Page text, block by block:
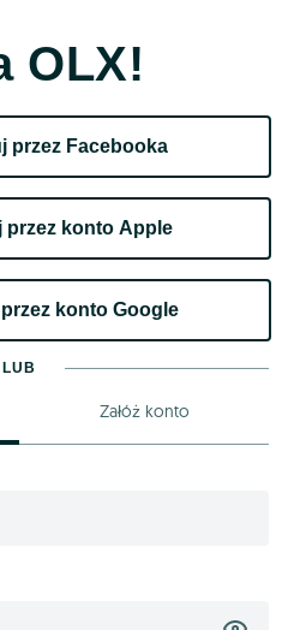
OLX!
przez Facebooka
przez konto Apple
konto Google
LUB
Załóż konto